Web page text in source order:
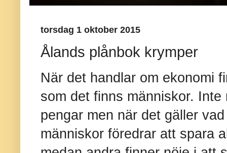
torsdag 1 oktober 2015
Ålands plånbok krymper
När det handlar om ekonomi
som det finns människor.
pengar men när det gäller
människor föredrar att spara